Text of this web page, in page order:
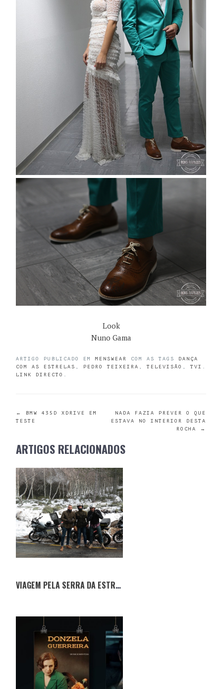
Look
Nuno Gama
ARTIGO PUBLICADO EM MENSWEAR COM AS TAGS DANÇA
COM AS ESTRELAS
PEDRO TEIXEIRA TELEVISÃO TVI
LINK DIRECTO
POST
NAVIGATION
←
BMW 435D XDRIVE EM
TESTE
NADA FAZIA PREVER O QUE
ESTAVA NO INTERIOR DESTA
ROCHA
→
ARTIGOS RELACIONADOS
VIAGEM PELA SERRA DA ESTRELA #THROWBACK